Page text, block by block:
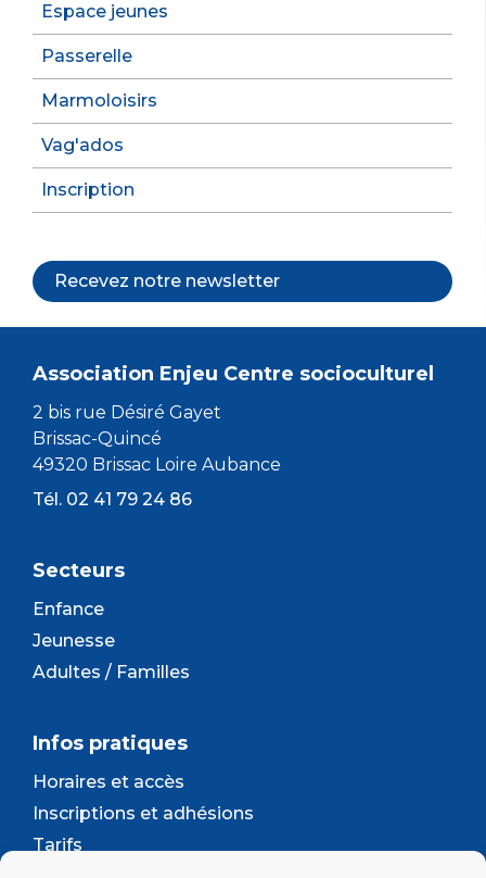
Espace jeunes
Passerelle
Marmoloisirs
Vag'ados
Inscription
Recevez notre newsletter
Association Enjeu Centre socioculturel
2 bis rue Désiré Gayet
Brissac-Quincé
49320 Brissac Loire Aubance
Tél. 02 41 79 24 86
Secteurs
Enfance
Jeunesse
Adultes / Familles
Infos pratiques
Horaires et accès
Inscriptions et adhésions
Tarifs